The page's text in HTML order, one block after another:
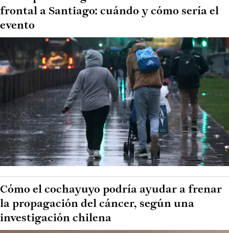
frontal a Santiago: cuándo y cómo sería el
evento
Cómo el cochayuyo podría ayudar a frenar
la propagación del cáncer, según una
investigación chilena